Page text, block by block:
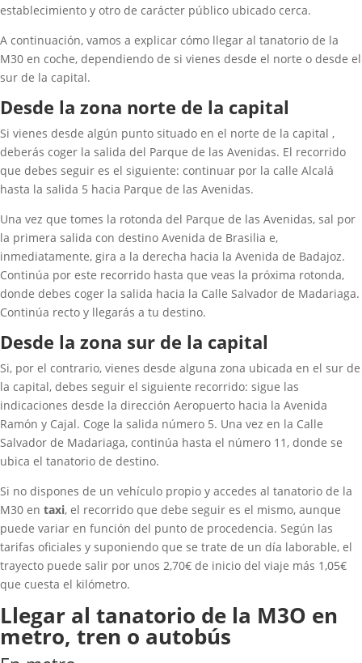
establecimiento y otro de carácter público ubicado cerca.
A continuación, vamos a explicar cómo llegar al tanatorio de la
M30 en coche, dependiendo de si vienes desde el norte o desde el
sur de la capital.
Desde la zona norte de la capital
Si vienes desde algún punto situado en el norte de la capital ,
deberás coger la salida del Parque de las Avenidas. El recorrido
que debes seguir es el siguiente: continuar por la calle Alcalá
hasta la salida 5 hacia Parque de las Avenidas.
Una vez que tomes la rotonda del Parque de las Avenidas, sal por
la primera salida con destino Avenida de Brasilia e,
inmediatamente, gira a la derecha hacia la Avenida de Badajoz.
Continúa por este recorrido hasta que veas la próxima rotonda,
donde debes coger la salida hacia la Calle Salvador de Madariaga.
Continúa recto y llegarás a tu destino.
Desde la zona sur de la capital
Si, por el contrario, vienes desde alguna zona ubicada en el sur de
la capital, debes seguir el siguiente recorrido: sigue las
indicaciones desde la dirección Aeropuerto hacia la Avenida
Ramón y Cajal. Coge la salida número 5. Una vez en la Calle
Salvador de Madariaga, continúa hasta el número 11, donde se
ubica el tanatorio de destino.
Si no dispones de un vehículo propio y accedes al tanatorio de la
M30 en taxi, el recorrido que debe seguir es el mismo, aunque
puede variar en función del punto de procedencia. Según las
tarifas oficiales y suponiendo que se trate de un día laborable, el
trayecto puede salir por unos 2,70€ de inicio del viaje más 1,05€
que cuesta el kilómetro.
Llegar al tanatorio de la M3O en
metro, tren o autobús